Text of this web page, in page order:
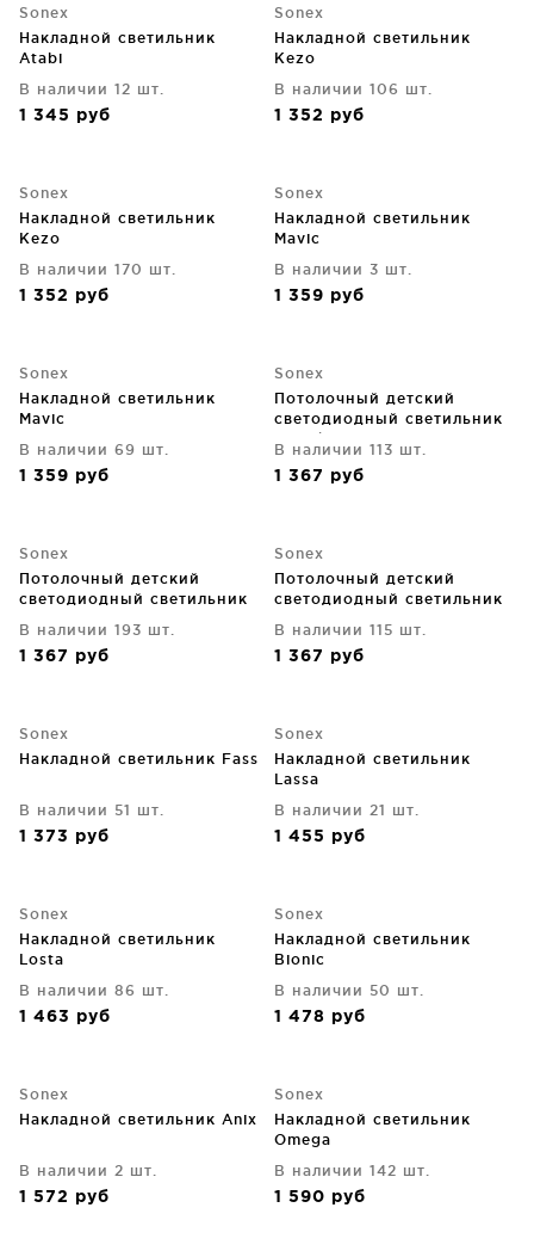
Sonex
Накладной светильник
Atabi
В наличии 12 шт.
1 345 руб
Sonex
Накладной светильник
Kezo
В наличии 106 шт.
1 352 руб
Sonex
Накладной светильник
Kezo
В наличии 170 шт.
1 352 руб
Sonex
Накладной светильник
Mavic
В наличии 3 шт.
1 359 руб
Sonex
Накладной светильник
Mavic
В наличии 69 шт.
1 359 руб
Sonex
Потолочный детский
светодиодный светильник
7726/CL 34X34X10 CM
В наличии 113 шт.
1 367 руб
Sonex
Потолочный детский
светодиодный светильник
В наличии 193 шт.
1 367 руб
Sonex
Потолочный детский
светодиодный светильник
В наличии 115 шт.
1 367 руб
Sonex
Накладной светильник Fass
В наличии 51 шт.
1 373 руб
Sonex
Накладной светильник
Lassa
В наличии 21 шт.
1 455 руб
Sonex
Накладной светильник
Losta
В наличии 86 шт.
1 463 руб
Sonex
Накладной светильник
Bionic
В наличии 50 шт.
1 478 руб
Sonex
Накладной светильник Anix
В наличии 2 шт.
1 572 руб
Sonex
Накладной светильник
Omega
В наличии 142 шт.
1 590 руб